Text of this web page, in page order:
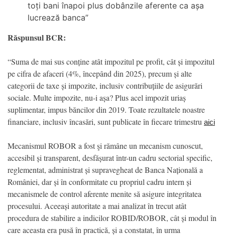
toți bani înapoi plus dobânzile aferente ca așa
lucrează banca”
Răspunsul BCR:
“Suma de mai sus conține atât impozitul pe profit, cât și impozitul
pe cifra de afaceri (4%, începând din 2025), precum și alte
categorii de taxe și impozite, inclusiv contribuțiile de asigurări
sociale. Multe impozite, nu-i așa? Plus acel impozit uriaș
suplimentar, impus băncilor din 2019. Toate rezultatele noastre
financiare, inclusiv încasări, sunt publicate în fiecare trimestru aici
Mecanismul ROBOR a fost şi rămâne un mecanism cunoscut,
accesibil și transparent, desfășurat într-un cadru sectorial specific,
reglementat, administrat și supravegheat de Banca Națională a
României, dar și în conformitate cu propriul cadru intern și
mecanismele de control aferente menite să asigure integritatea
procesului. Aceeași autoritate a mai analizat în trecut atât
procedura de stabilire a indicilor ROBID/ROBOR, cât și modul în
care aceasta era pusă în practică, și a constatat, în urma